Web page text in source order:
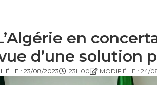
en
d’une solution
LE :23/08/2023 23H00 MODIFIÉ LE : 24/